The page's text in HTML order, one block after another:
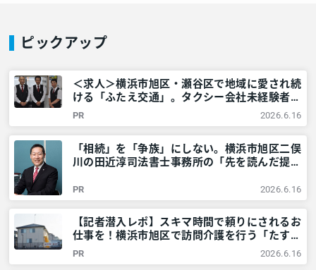
ピックアップ
＜求人＞横浜市旭区・瀬谷区で地域に愛され続
ける「ふたえ交通」。タクシー会社未経験者も
安心して高収入を目指せる理由とは？ – 神奈
川・東京多摩のご近所情報 – レアリア
PR 2026.6.16
「相続」を「争族」にしない。横浜市旭区二俣
川の田近淳司法書士事務所の「先を読んだ提
東京多摩のご近所情報 – レアリア
PR 2026.6.16
【記者潜入レポ】スキマ時間で頼りにされるお
仕事を！横浜市旭区で訪問介護を行う「たすけ
あいあさひ」でガッツリ稼ぐ！ – 神奈川・東
京多摩のご近所情報 – レアリア
PR 2026.6.16